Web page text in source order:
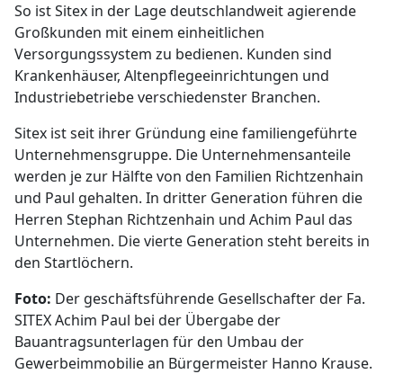
So ist Sitex in der Lage deutschlandweit agierende
Großkunden mit einem einheitlichen
Versorgungssystem zu bedienen. Kunden sind
Krankenhäuser, Altenpflegeeinrichtungen und
Industriebetriebe verschiedenster Branchen.
Sitex ist seit ihrer Gründung eine familiengeführte
Unternehmensgruppe. Die Unternehmensanteile
werden je zur Hälfte von den Familien Richtzenhain
und Paul gehalten. In dritter Generation führen die
Herren Stephan Richtzenhain und Achim Paul das
Unternehmen. Die vierte Generation steht bereits in
den Startlöchern.
Foto: Der geschäftsführende Gesellschafter der Fa.
SITEX Achim Paul bei der Übergabe der
Bauantragsunterlagen für den Umbau der
Gewerbeimmobilie an Bürgermeister Hanno Krause.